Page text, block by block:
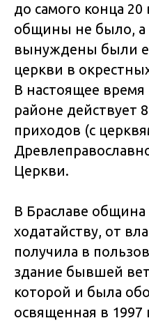
до самого конца 20
общины не было, а
вынуждены были
церкви в
В настоящее время
районе действует
приходов (с
Церкви.
В Браславе община
ходатайству, от
получила в
здание бывшей
которой и была
освященная в 1997